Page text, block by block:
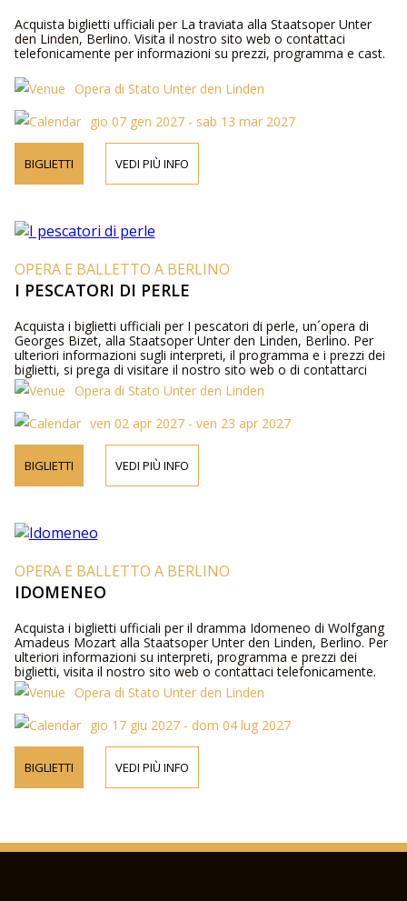
Acquista biglietti ufficiali per La traviata alla Staatsoper Unter
den Linden, Berlino. Visita il nostro sito web o contattaci
telefonicamente per informazioni su prezzi, programma e cast.
Opera di Stato Unter den Linden
gio 07 gen 2027 - sab 13 mar 2027
BIGLIETTI VEDI PIÙ INFO
OPERA E BALLETTO A BERLINO
I PESCATORI DI PERLE
Acquista i biglietti ufficiali per I pescatori di perle, un´opera di
Georges Bizet, alla Staatsoper Unter den Linden, Berlino. Per
ulteriori informazioni sugli interpreti, il programma e i prezzi dei
biglietti, si prega di visitare il nostro sito web o di contattarci
telefonicamente.Opera di Stato Unter den Linden
ven 02 apr 2027 - ven 23 apr 2027
BIGLIETTI VEDI PIÙ INFO
OPERA E BALLETTO A BERLINO
IDOMENEO
Acquista i biglietti ufficiali per il dramma Idomeneo di Wolfgang
Amadeus Mozart alla Staatsoper Unter den Linden, Berlino. Per
ulteriori informazioni su interpreti, programma e prezzi dei
biglietti, visita il nostro sito web o contattaci telefonicamente.
Opera di Stato Unter den Linden
gio 17 giu 2027 - dom 04 lug 2027
BIGLIETTI VEDI PIÙ INFO